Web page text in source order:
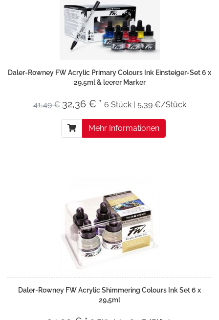
Daler-Rowney FW Acrylic Primary Colours Ink Einsteiger-Set 6 x
29,5ml & leerer Marker
41,49 € 32,36 € * 6 Stück | 5,39 €/Stück
Mehr Informationen
Daler-Rowney FW Acrylic Shimmering Colours Ink Set 6 x
29,5ml